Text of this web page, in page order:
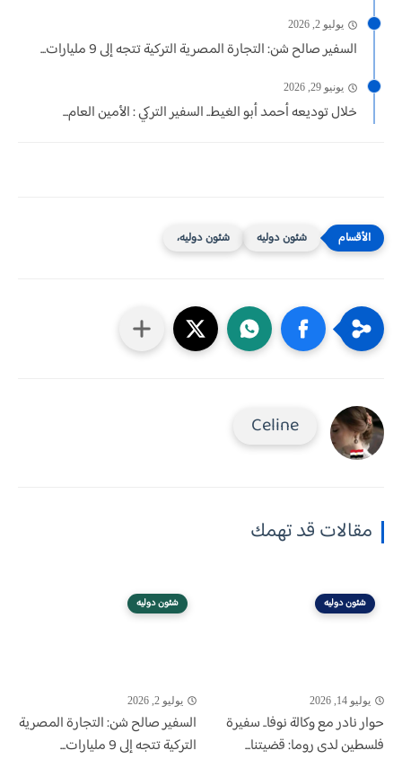
يوليو 2, 2026
السفير صالح شن: التجارة المصرية التركية تتجه إلى 9 مليارات...
يونيو 29, 2026
خلال توديعه أحمد أبو الغيط.. السفير التركي : الأمين العام...
شئون دوليه شئون دوليه،
Celine
مقالات قد تهمك
شئون دوليه
يوليو 14, 2026
حوار نادر مع وكالة نوفا.. سفيرة
فلسطين لدى روما: قضيتنا...
شئون دوليه
يوليو 2, 2026
السفير صالح شن: التجارة المصرية
التركية تتجه إلى 9 مليارات...